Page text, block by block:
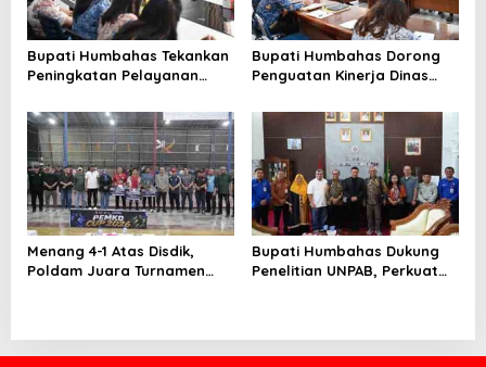
Bupati Humbahas Tekankan
Peningkatan Pelayanan
Utamakan Profesionalisme
dan Integritas
Bupati Humbahas Dorong
Penguatan Kinerja Dinas
SDM Berkualitas
Menang 4-1 Atas Disdik,
Poldam Juara Turnamen
Bupati Humbahas Dukung
Penelitian UNPAB, Perkuat